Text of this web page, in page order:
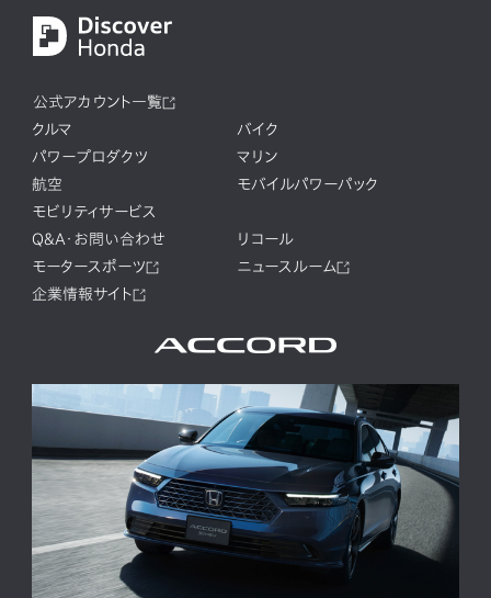
公式アカウント一覧
クルマ
バイク
パワープロダクツ
マリン
航空
モバイルパワーパック
モビリティサービス
Q&A・お問い合わせ
リコール
モータースポーツ
ニュースルーム
企業情報サイト